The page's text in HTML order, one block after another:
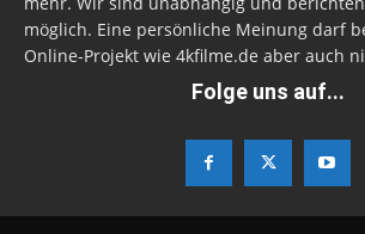
möglich. Eine persönliche Meinung darf
Online-Projekt wie 4kfilme.de aber auch
Folge uns auf...